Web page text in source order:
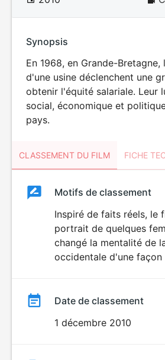
Synopsis
En 1968, en Grande-Bretagne,
d'une usine déclenchent une
obtenir l'équité salariale. Leur
social, économique et
pays.
CLASSEMENT DU FILM FICHE
ClassementClassement
Motifs de classement
Inspiré de faits réels, le
portrait de quelques
changé la mentalité de
occidentale d'une façon
Date de classement
1 décembre 2010